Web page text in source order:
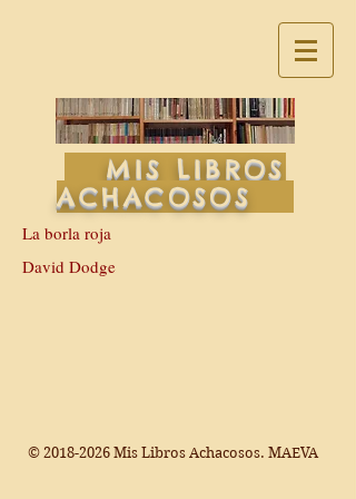
MIS LIBROS
ACHACOSOS
La borla roja
David Dodge
© 2018-2026 Mis Libros Achacosos. MAEVA